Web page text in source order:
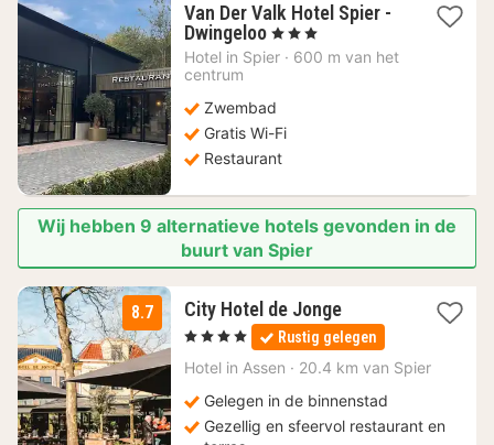
Van Der Valk Hotel Spier -
Dwingeloo 1
nacht
€
, 3 Sterren
Hotel in Spier · 600 m van het
centrum
Zwembad
Gratis Wi-Fi
Restaurant
Wij hebben 9 alternatieve hotels gevonden in de
buurt van Spier
8.7 City Hotel de Jonge1
nacht
vanaf
99
, 4 Sterren Rustig gelegen
Hotel in Assen · 20.4 km van Spier
Gelegen in de binnenstad
Gezellig en sfeervol restaurant en